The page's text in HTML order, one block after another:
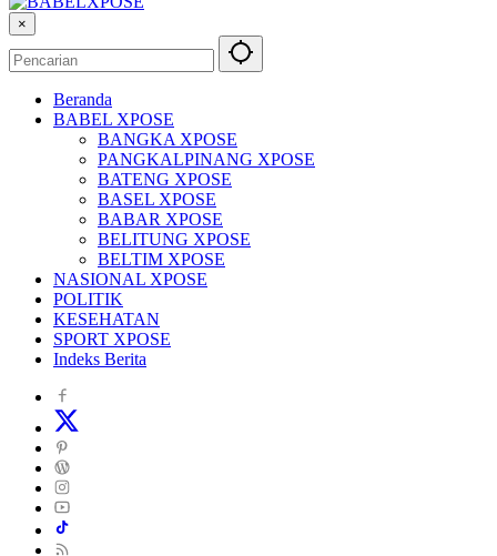
×
Beranda
BABEL XPOSE
BANGKA XPOSE
PANGKALPINANG XPOSE
BATENG XPOSE
BASEL XPOSE
BABAR XPOSE
BELITUNG XPOSE
BELTIM XPOSE
NASIONAL XPOSE
POLITIK
KESEHATAN
SPORT XPOSE
Indeks Berita